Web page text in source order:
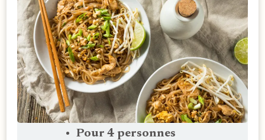
Pour 4 personnes